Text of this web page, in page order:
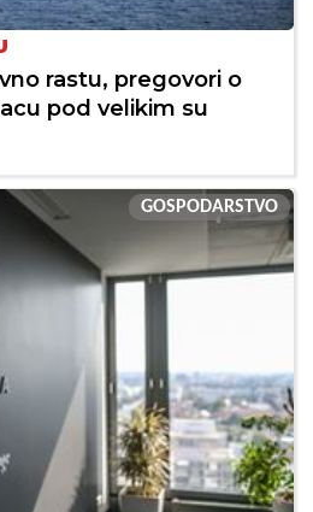
rastu, pregovori o
pod velikim su
GOSPODARSTVO